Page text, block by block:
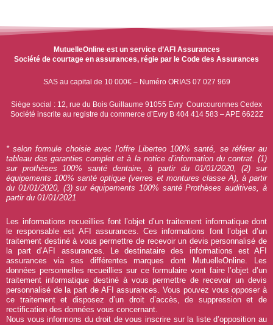
MutuelleOnline est un service d’AFI Assurances
Société de courtage en assurances, régie par le Code des Assurances
SAS au capital de 10 000€ – Numéro ORIAS 07 027 969
Siège social : 12, rue du Bois Guillaume 91055 Evry Courcouronnes Cedex
Société inscrite au registre du commerce d’Evry B 404 414 583 – APE 6622Z
* selon formule choisie avec l’offre Liberteo 100% santé, se référer au
tableau des garanties complet et à la notice d’information du contrat. (1)
sur prothèses 100% santé dentaire, à partir du 01/01/2020, (2) sur
équipements 100% santé optique (verres et montures classe A), à partir
du 01/01/2020, (3) sur équipements 100% santé Prothèses auditives, à
partir du 01/01/2021
Les informations recueillies font l’objet d’un traitement informatique dont
le responsable est AFI assurances. Ces informations font l’objet d’un
traitement destiné à vous permettre de recevoir un devis personnalisé de
la part d’AFI assurances. Le destinataire des informations est AFI
assurances via ses différentes marques dont MutuelleOnline. Les
données personnelles recueillies sur ce formulaire vont faire l’objet d’un
traitement informatique destiné à vous permettre de recevoir un devis
personnalisé de la part de AFI assurances. Vous pouvez vous opposer à
ce traitement et disposez d’un droit d’accès, de suppression et de
rectification des données vous concernant.
Nous vous informons du droit de vous inscrire sur la liste d’opposition au